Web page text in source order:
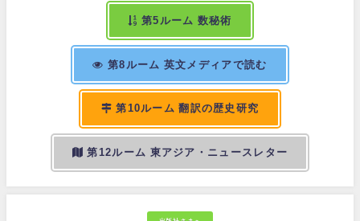
第5ルーム 数秘術
第8ルーム 英文メディアで読む
第10ルーム 翻訳の歴史研究
第12ルーム 東アジア・ニュースレター